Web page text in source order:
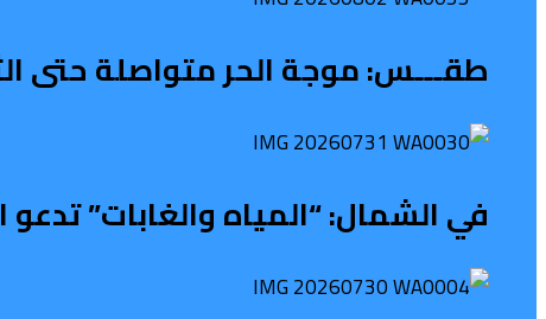
طقـــس: موجة الحر متواصلة حتى
في الشمال: “المياه والغابات”